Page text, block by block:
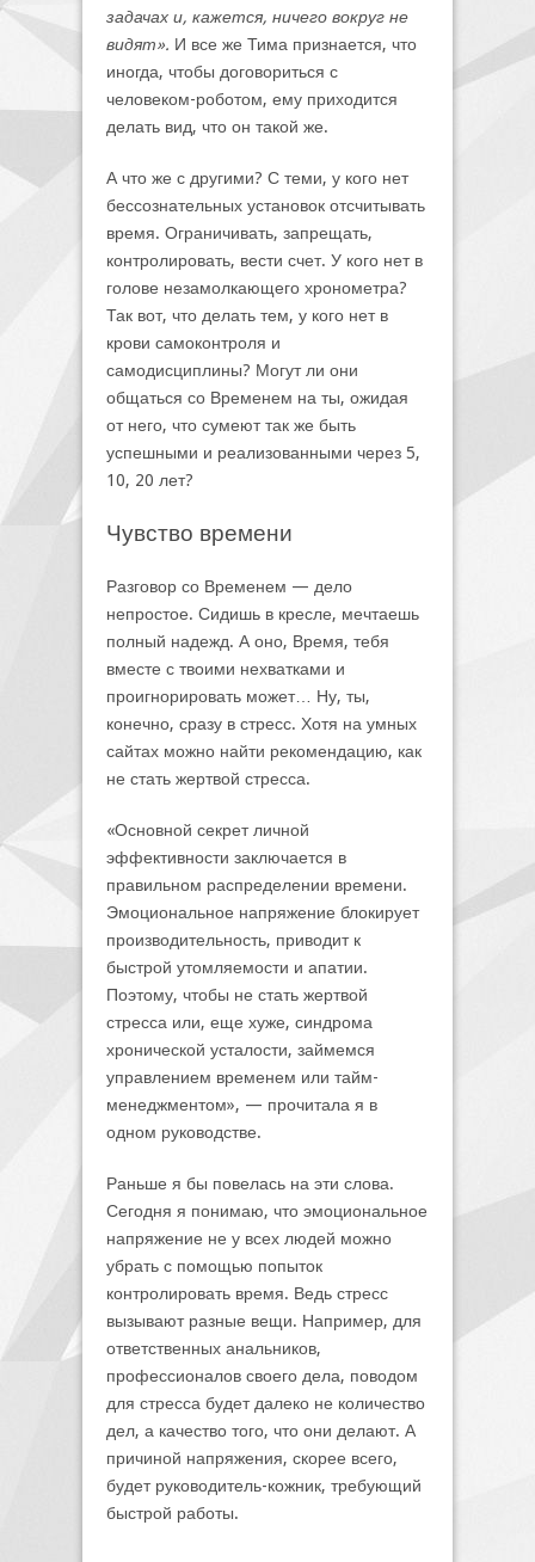
задачах и, кажется, ничего вокруг не
видят». И все же Тима признается, что
иногда, чтобы договориться с
человеком-роботом, ему приходится
делать вид, что он такой же.
А что же с другими? С теми, у кого нет
бессознательных установок отсчитывать
время. Ограничивать, запрещать,
контролировать, вести счет. У кого нет в
голове незамолкающего хронометра?
Так вот, что делать тем, у кого нет в
крови самоконтроля и
самодисциплины? Могут ли они
общаться со Временем на ты, ожидая
от него, что сумеют так же быть
успешными и реализованными через 5,
10, 20 лет?
Чувство времени
Разговор со Временем — дело
непростое. Сидишь в кресле, мечтаешь
полный надежд. А оно, Время, тебя
вместе с твоими нехватками и
проигнорировать может… Ну, ты,
конечно, сразу в стресс. Хотя на умных
сайтах можно найти рекомендацию, как
не стать жертвой стресса.
«Основной секрет личной
эффективности заключается в
правильном распределении времени.
Эмоциональное напряжение блокирует
производительность, приводит к
быстрой утомляемости и апатии.
Поэтому, чтобы не стать жертвой
стресса или, еще хуже, синдрома
хронической усталости, займемся
управлением временем или тайм-
менеджментом», — прочитала я в
одном руководстве.
Раньше я бы повелась на эти слова.
Сегодня я понимаю, что эмоциональное
напряжение не у всех людей можно
убрать с помощью попыток
контролировать время. Ведь стресс
вызывают разные вещи. Например, для
ответственных анальников,
профессионалов своего дела, поводом
для стресса будет далеко не количество
дел, а качество того, что они делают. А
причиной напряжения, скорее всего,
будет руководитель-кожник, требующий
быстрой работы.